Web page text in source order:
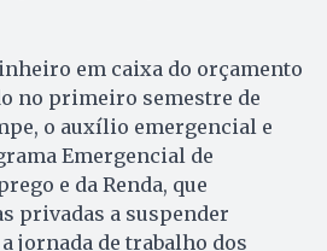
em caixa do orçamento
no primeiro semestre de
o auxílio emergencial e
Emergencial de
e da Renda, que
privadas a suspender
jornada de trabalho dos